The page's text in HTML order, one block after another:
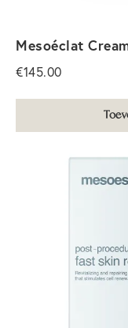
Academie
Maak een
Mesoéclat
€145.00